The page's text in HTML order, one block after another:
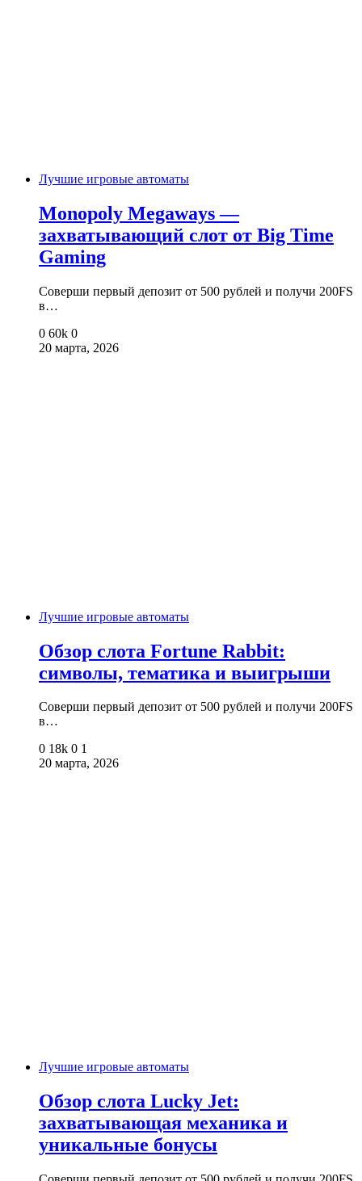
Лучшие игровые автоматы
Monopoly Megaways —
захватывающий слот от Big Time
Gaming
Соверши первый депозит от 500 рублей и получи 200FS
в…
0 60k 0
20 марта, 2026
Лучшие игровые автоматы
Обзор слота Fortune Rabbit:
символы, тематика и выигрыши
Соверши первый депозит от 500 рублей и получи 200FS
в…
0 18k 0 1
20 марта, 2026
Лучшие игровые автоматы
Обзор слота Lucky Jet:
захватывающая механика и
уникальные бонусы